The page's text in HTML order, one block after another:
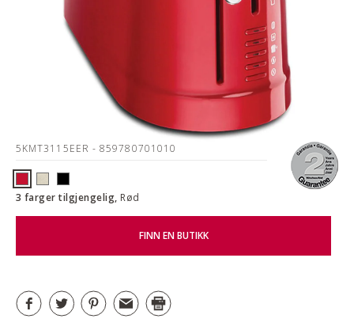
5KMT3115EER - 859780701010
3 farger tilgjengelig, Rød
FINN EN BUTIKK